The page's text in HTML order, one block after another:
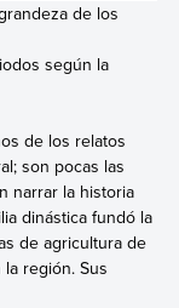
de los
según la
de los relatos
son pocas las
narrar la historia
dinástica fundó la
de agricultura de
región. Sus